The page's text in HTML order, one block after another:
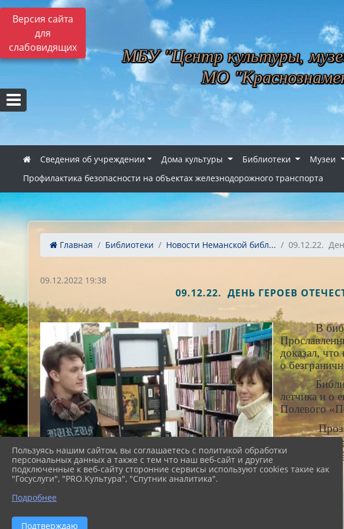
Версия сайта
для
слабовидящих
МБУ "Центр культуры,
МО
Сведения об учреждении Дома культуры Библиотеки Музеи
Профилактика безопасности на объектах железнодорожного транспорта
Главная Библиотеки Новости Неманской библ... 09.12.22.
09.12.2022 19:38
09.12.22. ДЕНЬ ГЕРОЕВ
В
доказал, что
о
летчика и о
Полевого
Пользуясь нашим сайтом, вы соглашаетесь с политикой обработки
персональных данных а также с тем что наш веб-сайт и другие
подключенные к веб-сайту сторонние сервисы используют cookies такие как
"Госуслуги", "PRO.Культура", "Спутник аналитика".
Подробнее
Подтверждаю